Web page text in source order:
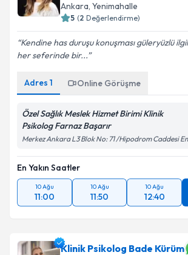
Ankara, Yenimahalle
5 (2 Değerlendirme)
Kendine has duruşu konuşması güleryüzlü
her seferinde bir...
Adres 1 Online Görüşme
Özel Sağlık Meslek Hizmet Birimi Klinik
Psikolog Farnaz Başarır
Merkez Ankara L3 Blok No: 71 /Hipodrom Caddesi
En Yakın Saatler
10 Ağu
11:00
10 Ağu
11:50
10 Ağu
12:40
Klinik Psikolog Bade Kürüm